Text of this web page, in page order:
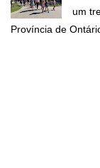
um
Província de